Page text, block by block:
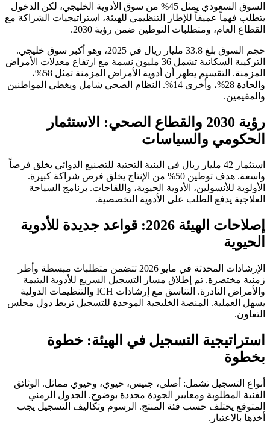
السوق السعودي يمثل 45% من سوق الأدوية الخليجي، لكن الدخول
يتطلب فهماً عميقاً للإطار التنظيمي للهيئة، استراتيجيات الشراكة مع
القطاع العام، ومتطلبات التوطين ضمن رؤية 2030.
حجم السوق بلغ 33.8 مليار ريال في 2025، وهو أكبر سوق خليجي.
التركيبة السكانية تشمل 36 مليون نسمة مع ارتفاع معدلات الأمراض
المزمنة. التقسيم يظهر أن أدوية الأمراض المزمنة تمثل 58%،
والحادة 28%، وأخرى 14%. النظام الصحي شامل ويغطي المواطنين
والمقيمين.
رؤية 2030 والقطاع الصحي: الاستثمار
الحكومي والسياسات
استثمار 42 مليار ريال في البنية التحتية للتصنيع الدوائي يخلق فرصاً
واسعة. هدف توطين 50% من الإنتاج يخلق فرص شراكة كبيرة.
الأولوية للأنسولين، الأدوية الحيوية، واللقاحات. برنامج السياحة
العلاجية يدفع الطلب على الأدوية التخصصية.
إصلاحات الهيئة 2026: قواعد جديدة للأدوية
الحيوية
الإرشادات المحدثة في مايو 2026 تتضمن متطلبات مبسطة وأطر
زمنية مختصرة. تم إطلاق مسار التسجيل السريع للأدوية اليتيمة
والأمراض النادرة. التناسق مع إرشادات ICH والتنظيمات الدولية
يسهل العملية. المنصة الخليجية الموحدة للتسجيل تربط دول مجلس
التعاون.
استراتيجية التسجيل في الهيئة: خطوة
بخطوة
أنواع التسجيل تشمل: أصلي، جنيس، حيوي، وحيوي مماثل. الوثائق
الفنية المطلوبة ومعايير الجودة محددة بوضوح. الجدول الزمني
المتوقع يختلف حسب فئة المنتج. الرسوم وتكاليف التسجيل يجب
أخذها بالاعتبار.